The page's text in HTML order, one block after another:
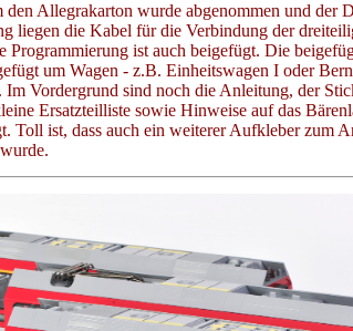
den Allegrakarton wurde abgenommen und der
liegen die Kabel für die Verbindung der
Programmierung ist auch beigefügt. Die
um Wagen - z.B. Einheitswagen I oder
Im Vordergrund sind noch die Anleitung, der
Ersatzteilliste sowie Hinweise auf das
Toll ist, dass auch ein weiterer Aufkleber zum